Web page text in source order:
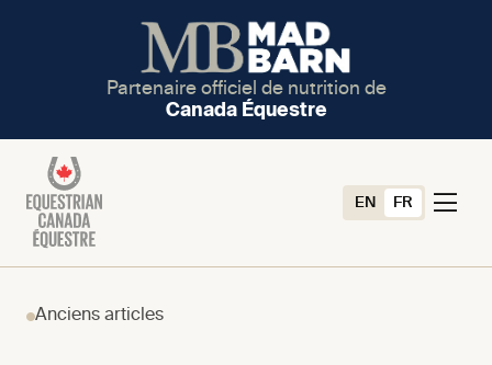
Partenaire officiel de nutrition de
Canada Équestre
EN FR
Anciens articles